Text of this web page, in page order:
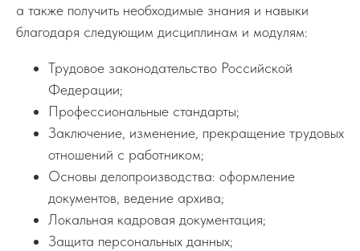
а также получить необходимые знания и навыки
благодаря следующим дисциплинам и модулям:
Трудовое законодательство Российской
Федерации;
Профессиональные стандарты;
Заключение, изменение, прекращение трудовых
отношений с работником;
Основы делопроизводства: оформление
документов, ведение архива;
Локальная кадровая документация;
Защита персональных данных;